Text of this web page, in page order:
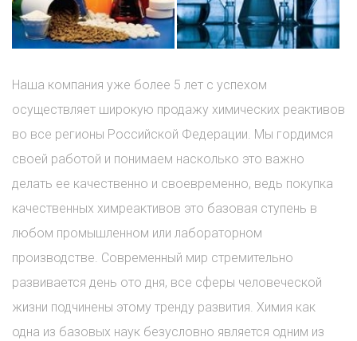
Наша компания уже более 5 лет с успехом
осуществляет широкую продажу химических реактивов
во все регионы Российской Федерации. Мы гордимся
своей работой и понимаем насколько это важно
делать ее качественно и своевременно, ведь покупка
качественных химреактивов это базовая ступень в
любом промышленном или лабораторном
производстве. Современный мир стремительно
развивается день ото дня, все сферы человеческой
жизни подчинены этому тренду развития. Химия как
одна из базовых наук безусловно является одним из